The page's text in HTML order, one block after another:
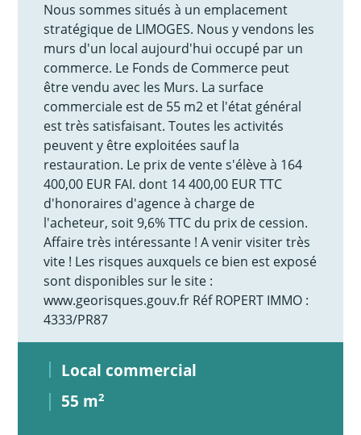
Nous sommes situés à un emplacement
stratégique de LIMOGES. Nous y vendons les
murs d'un local aujourd'hui occupé par un
commerce. Le Fonds de Commerce peut
être vendu avec les Murs. La surface
commerciale est de 55 m2 et l'état général
est très satisfaisant. Toutes les activités
peuvent y être exploitées sauf la
restauration. Le prix de vente s'élève à 164
400,00 EUR FAI. dont 14 400,00 EUR TTC
d'honoraires d'agence à charge de
l'acheteur, soit 9,6% TTC du prix de cession.
Affaire très intéressante ! A venir visiter très
vite ! Les risques auxquels ce bien est exposé
sont disponibles sur le site :
www.georisques.gouv.fr Réf ROPERT IMMO :
4333/PR87
Local commercial
55 m2